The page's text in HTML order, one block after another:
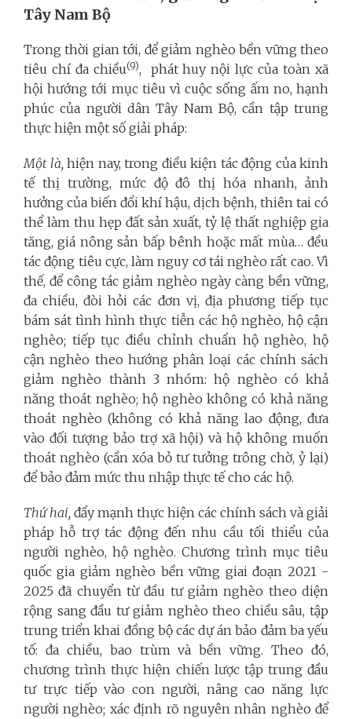
Tây Nam Bộ
Trong thời gian tới, để giảm nghèo bền vững theo
tiêu chí đa chiều(9), phát huy nội lực của toàn xã
hội hướng tới mục tiêu vì cuộc sống ấm no, hạnh
phúc của người dân Tây Nam Bộ, cần tập trung
thực hiện một số giải pháp:
Một là, hiện nay, trong điều kiện tác động của kinh
tế thị trường, mức độ đô thị hóa nhanh, ảnh
hưởng của biến đổi khí hậu, dịch bệnh, thiên tai có
thể làm thu hẹp đất sản xuất, tỷ lệ thất nghiệp gia
tăng, giá nông sản bấp bênh hoặc mất mùa… đều
tác động tiêu cực, làm nguy cơ tái nghèo rất cao.Vì
thế, để công tác giảm nghèo ngày càng bền vững,
đa chiều, đòi hỏi các đơn vị, địa phương tiếp tục
bám sát tình hình thực tiễn các hộ nghèo, hộ cận
nghèo; tiếp tục điều chỉnh chuẩn hộ nghèo, hộ
cận nghèo theo hướng phân loại các chính sách
giảm nghèo thành 3 nhóm: hộ nghèo có khả
năng thoát nghèo; hộ nghèo không có khả năng
thoát nghèo (không có khả năng lao động, đưa
vào đối tượng bảo trợ xã hội) và hộ không muốn
thoát nghèo (cần xóa bỏ tư tưởng trông chờ, ỷ lại)
để bảo đảm mức thu nhập thực tế cho các hộ.
Thứ hai, đẩy mạnh thực hiện các chính sách và giải
pháp hỗ trợ tác động đến nhu cầu tối thiểu của
người nghèo, hộ nghèo. Chương trình mục tiêu
quốc gia giảm nghèo bền vững giai đoạn 2021 -
2025 đã chuyển từ đầu tư giảm nghèo theo diện
rộng sang đầu tư giảm nghèo theo chiều sâu, tập
trung triển khai đồng bộ các dự án bảo đảm ba yếu
tố: đa chiều, bao trùm và bền vững. Theo đó,
chương trình thực hiện chiến lược tập trung đầu
tư trực tiếp vào con người, nâng cao năng lực
người nghèo; xác định rõ nguyên nhân nghèo để